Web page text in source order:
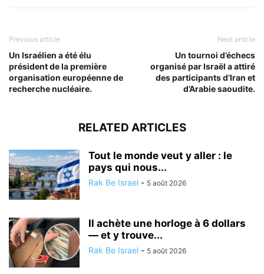
Previous article
Un Israélien a été élu
président de la première
organisation européenne de
recherche nucléaire.
Next article
Un tournoi d’échecs
organisé par Israël a attiré
des participants d’Iran et
d’Arabie saoudite.
RELATED ARTICLES
Tout le monde veut y aller : le
pays qui nous...
Rak Be Israel - 5 août 2026
Il achète une horloge à 6 dollars
— et y trouve...
Rak Be Israel - 5 août 2026